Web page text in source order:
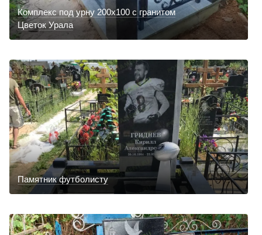
Комплекс под урну 200х100 с гранитом
Цветок Урала
Памятник футболисту